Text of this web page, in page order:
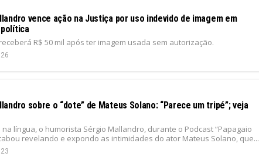
vence ação na Justiça por uso indevido de imagem em
política
R$ 50 mil após ter imagem usada sem autorização.
sobre o “dote” de Mateus Solano: “Parece um tripé”; veja
na língua, o humorista Sérgio Mallandro, durante o Podcast “Papagaio
revelando e expondo as intimidades do ator Mateus Solano, que...